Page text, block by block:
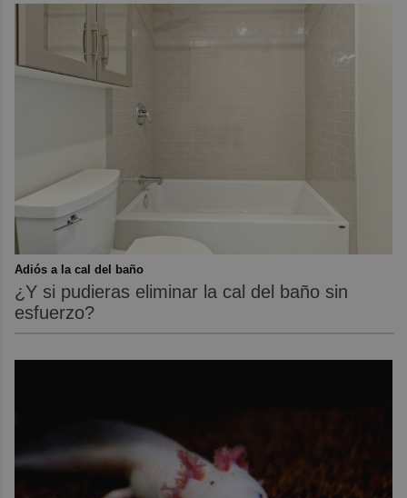
Adiós a la cal del baño
¿Y si pudieras eliminar la cal del baño sin
esfuerzo?